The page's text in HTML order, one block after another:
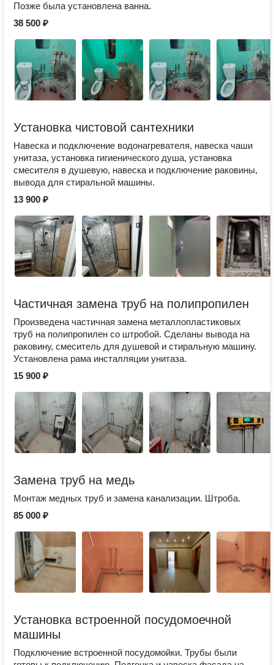
Позже была установлена ванна.
38 500 ₽
Установка чистовой сантехники
Навеска и подключение водонагревателя, навеска чаши
унитаза, установка гигиенического душа, установка
смесителя в душевую, навеска и подключение раковины,
вывода для стиральной машины.
13 900 ₽
Частичная замена труб на полипропилен
Произведена частичная замена металлопластиковых
труб на полипропилен со штробой. Сделаны вывода на
раковину, смеситель для душевой и стиральную машину.
Установлена рама инсталляции унитаза.
15 900 ₽
Замена труб на медь
Монтаж медных труб и замена канализации. Штроба.
85 000 ₽
Установка встроенной посудомоечной
машины
Подключение встроенной посудомойки. Трубы были